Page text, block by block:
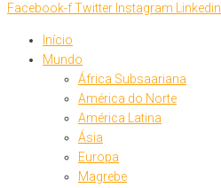
Facebook-fTwitter Instagram Linkedin
Início
Mundo
África Subsaariana
América do Norte
América Latina
Ásia
Europa
Magrebe